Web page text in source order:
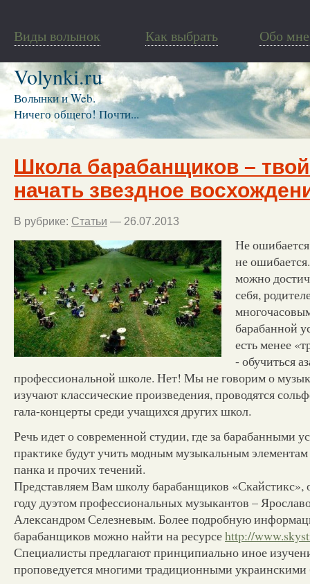
Виды волынок Как выбрать Обо мне
Volynki.ru
Волынки и Web.
Ничего общего! Почти...
Школа барабанщиков –
начать звездное
В рубрике: Статьи — 26.07.2013
Не
не
можно
себя,
барабанной
есть менее
- обучиться
профессиональной школе. Нет! Мы не говорим о
изучают классические произведения, проводятся
гала-концерты среди учащихся других школ.
Речь идет о современной студии, где за барабанными
практике будут учить модным музыкальным
панка и прочих течений.
Представляем Вам школу барабанщиков «Скайстикс»,
году дуэтом профессиональных музыкантов –
Александром Селезневым. Более подробную
барабанщиков можно найти на ресурсеhttp://
Специалисты предлагают принципиально иное
проповедуется многими традиционными